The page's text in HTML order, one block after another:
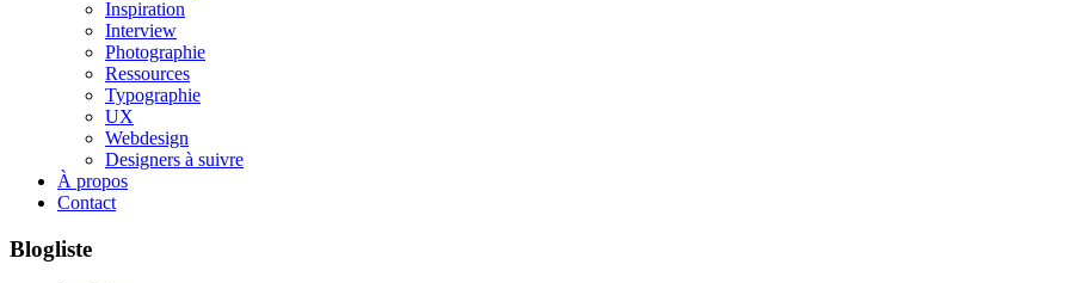
Inspiration
Interview
Photographie
Ressources
Typographie
UX
Webdesign
Designers à suivre
À propos
Contact
Blogliste